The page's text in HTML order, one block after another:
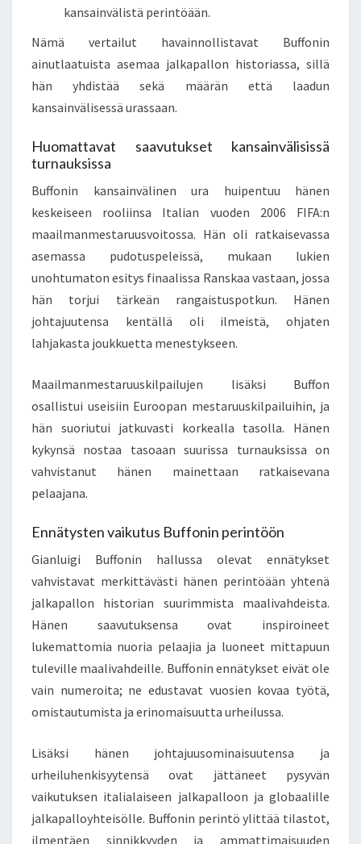
kansainvälistä perintöään.
Nämä vertailut havainnollistavat Buffonin
ainutlaatuista asemaa jalkapallon historiassa, sillä
hän yhdistää sekä määrän että laadun
kansainvälisessä urassaan.
Huomattavat saavutukset kansainvälisissä
turnauksissa
Buffonin kansainvälinen ura huipentuu hänen
keskeiseen rooliinsa Italian vuoden 2006 FIFA:n
maailmanmestaruusvoitossa. Hän oli ratkaisevassa
asemassa pudotuspeleissä, mukaan lukien
unohtumaton esitys finaalissa Ranskaa vastaan, jossa
hän torjui tärkeän rangaistuspotkun. Hänen
johtajuutensa kentällä oli ilmeistä, ohjaten
lahjakasta joukkuetta menestykseen.
Maailmanmestaruuskilpailujen lisäksi Buffon
osallistui useisiin Euroopan mestaruuskilpailuihin, ja
hän suoriutui jatkuvasti korkealla tasolla. Hänen
kykynsä nostaa tasoaan suurissa turnauksissa on
vahvistanut hänen mainettaan ratkaisevana
pelaajana.
Ennätysten vaikutus Buffonin perintöön
Gianluigi Buffonin hallussa olevat ennätykset
vahvistavat merkittävästi hänen perintöään yhtenä
jalkapallon historian suurimmista maalivahdeista.
Hänen saavutuksensa ovat inspiroineet
lukemattomia nuoria pelaajia ja luoneet mittapuun
tuleville maalivahdeille. Buffonin ennätykset eivät ole
vain numeroita; ne edustavat vuosien kovaa työtä,
omistautumista ja erinomaisuutta urheilussa.
Lisäksi hänen johtajuusominaisuutensa ja
urheiluhenkisyytensä ovat jättäneet pysyvän
vaikutuksen italialaiseen jalkapalloon ja globaalille
jalkapalloyhteisölle. Buffonin perintö ylittää tilastot,
ilmentäen sinnikkyyden ja ammattimaisuuden